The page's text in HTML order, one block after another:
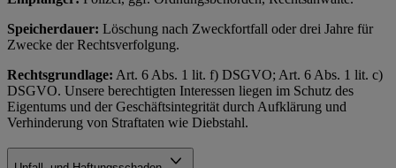
Speicherdauer: Löschung nach Zweckfortfall oder drei Jahre für
Zwecke der Rechtsverfolgung.
Rechtsgrundlage: Art. 6 Abs. 1 lit. f) DSGVO; Art. 6 Abs. 1 lit. c)
DSGVO. Unsere berechtigten Interessen liegen im Schutz des
Eigentums und der Geschäftsintegrität durch Aufklärung und
Verhinderung von Straftaten wie Diebstahl.